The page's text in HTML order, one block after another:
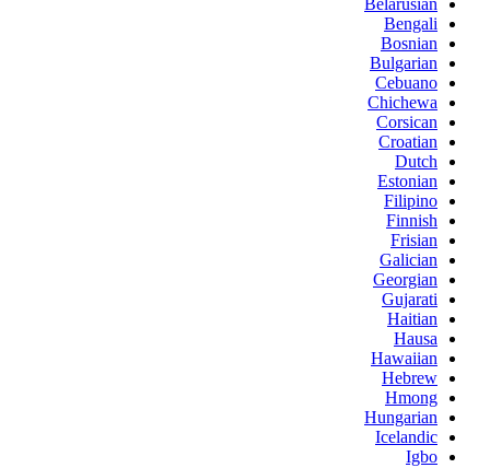
Bengali
Bosnian
Bulgarian
Cebuano
Chichewa
Corsican
Croatian
Dutch
Estonian
Filipino
Finnish
Frisian
Galician
Georgian
Gujarati
Haitian
Hausa
Hawaiian
Hebrew
Hmong
Hungarian
Icelandic
Igbo